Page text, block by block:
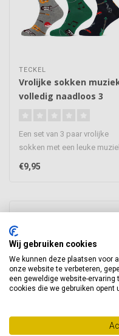
TECKEL
Vrolijke sokken
volledig naadloos 3
Een set van 3 paar vrolijke
sokken met een leuke
print, de sokken om je o..
€9,95
Wij gebruiken cookies
We kunnen deze plaatsen voor
onze website te verbeteren,
een geweldige website-ervaring
cookies die we gebruiken opent